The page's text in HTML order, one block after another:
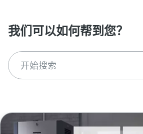
我们可以如何帮到您？